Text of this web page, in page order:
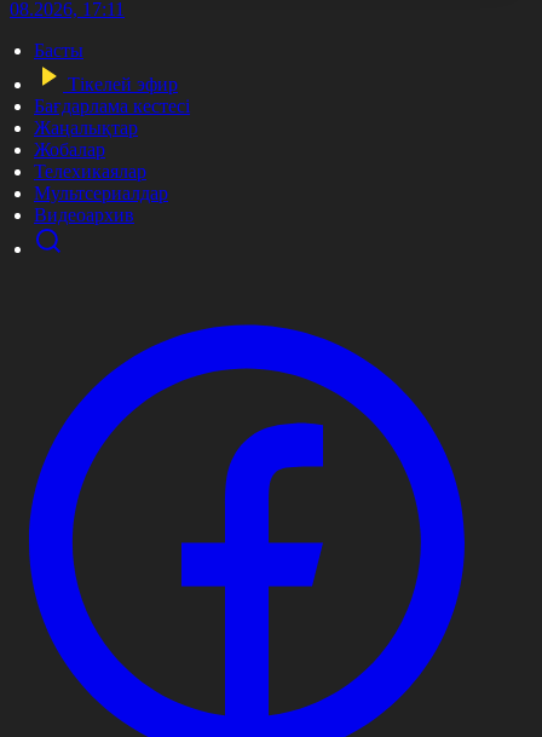
17:11
Басты
Тікелей эфир
Бағдарлама кестесі
Жаңалықтар
Жобалар
Телехикаялар
Мультсериалдар
Видеоархив